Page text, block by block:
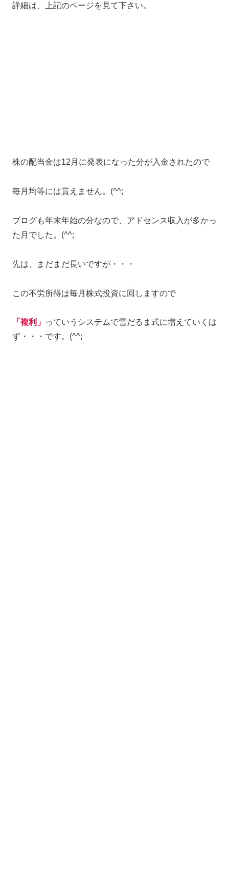
詳細は、上記のページを見て下さい。
株の配当金は12月に発表になった分が入金されたので
毎月均等には貰えません。(^^;
ブログも年末年始の分なので、アドセンス収入が多かっ
た月でした。(^^;
先は、まだまだ長いですが・・・
この不労所得は毎月株式投資に回しますので
「複利」 っていうシステムで雪だるま式に増えていくは
ず・・・です。(^^;